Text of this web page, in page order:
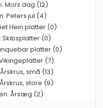
Mors dag (12)
Peters jul (4)
Hein platter (0)
Skibsplatter (0)
platter (0)
(7)
små (13)
store (9)
Årsæg (2)